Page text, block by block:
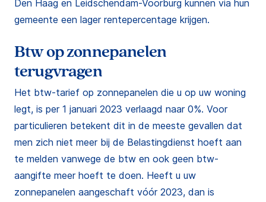
Den Haag en Leidschendam-Voorburg kunnen via hun
gemeente een lager rentepercentage krijgen.
Btw op zonnepanelen
terugvragen
Het btw-tarief op zonnepanelen die u op uw woning
legt, is per 1 januari 2023 verlaagd naar 0%. Voor
particulieren betekent dit in de meeste gevallen dat
men zich niet meer bij de Belastingdienst hoeft aan
te melden vanwege de btw en ook geen btw-
aangifte meer hoeft te doen. Heeft u uw
zonnepanelen aangeschaft vóór 2023, dan is